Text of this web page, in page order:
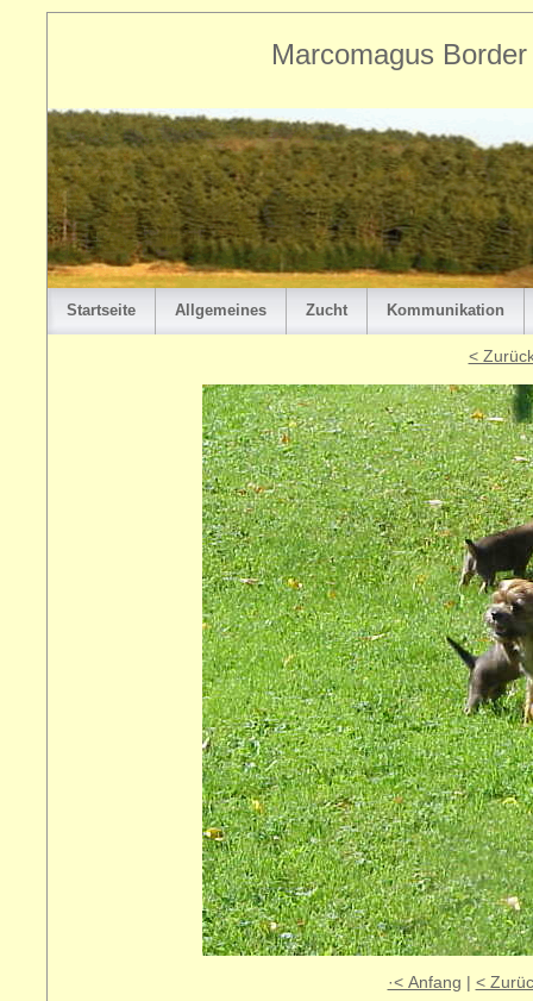
Marcomagus Border
Startseite Allgemeines Zucht Kommunikation
<
·< Anfang | <